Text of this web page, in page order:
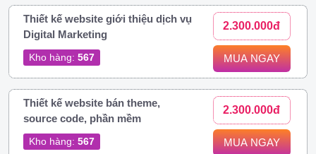
Thiết kế website giới thiệu dịch vụ
Digital Marketing
Kho hàng: 567
2.300.000đ
MUA NGAY
Thiết kế website bán theme,
source code, phần mềm
Kho hàng: 567
2.300.000đ
MUA NGAY